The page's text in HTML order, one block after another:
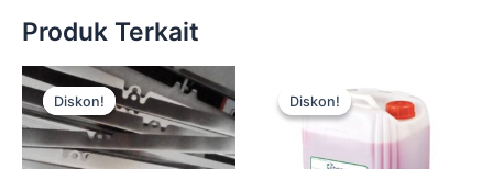
Produk Terkait
Diskon!
Diskon!
Harga
aslinya
adalah:
Rp15.000.
Harga
saat
ini
adalah:
Rp12.500.
Diskon!
Diskon!aslinya
adalah:
saat
ini
adalah:
Rp12.500.